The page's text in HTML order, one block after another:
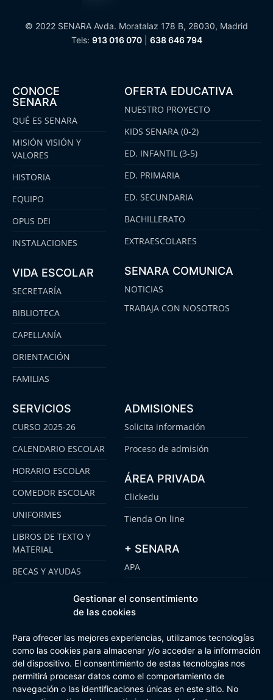
Gestionar el consentimiento
de las cookies
Para ofrecer las mejores experiencias, utilizamos tecnologías
como las cookies para almacenar y/o acceder a la información
del dispositivo. El consentimiento de estas tecnologías nos
permitirá procesar datos como el comportamiento de
navegación o las identificaciones únicas en este sitio. No
© 2022 SENARA Avda. Moratalaz 178 B, 28030, Madrid
Tels: 913 016 070| 638 646 794
CONOCE
SENARA
QUÉ ES SENARA
MISIÓN VISIÓN Y
VALORES
HISTORIA
EQUIPO
OPUS DEI
INSTALACIONES
VIDA ESCOLAR
SECRETARÍA
BIBLIOTECA
CAPELLANÍA
ORIENTACIÓN
FAMILIAS
OFERTA EDUCATIVA
NUESTRO PROYECTO
KIDS SENARA (0-2)
ED. INFANTIL (3-5)
ED. PRIMARIA
ED. SECUNDARIA
BACHILLERATO
EXTRAESCOLARES
SENARA COMUNICA
NOTICIAS
TRABAJA CON NOSOTROS
SERVICIOS
CURSO 2025-26
CALENDARIO ESCOLAR
HORARIO ESCOLAR
COMEDOR ESCOLAR
UNIFORMES
LIBROS DE TEXTO Y
MATERIAL
BECAS Y AYUDAS
ADMISIONES
Solicita información
Proceso de admisión
ÁREA PRIVADA
Clickedu
Tienda On line
+ SENARA
APA
SENARA SENIOR
FUNDACIÓN SENARA
Aviso Legal Política de cookies
Canal de Información Interna
Buzón Plan Regional